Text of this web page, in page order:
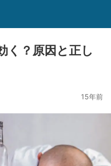
く？原因と正し
15年前